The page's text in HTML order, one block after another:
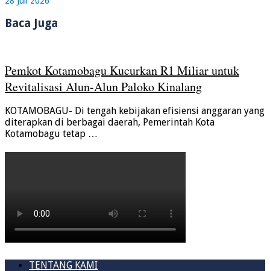
Baca Juga
Pemkot Kotamobagu Kucurkan R1 Miliar untuk
Revitalisasi Alun-Alun Paloko Kinalang
KOTAMOBAGU- Di tengah kebijakan efisiensi anggaran yang
diterapkan di berbagai daerah, Pemerintah Kota
Kotamobagu tetap …
TENTANG KAMI